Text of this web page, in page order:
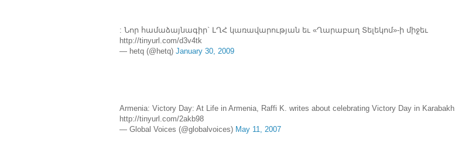
: Նոր համաձայնագիր` ԼՂՀ կառավարության եւ «Ղարաբաղ Տելեկոմ»-ի միջեւ
http://tinyurl.com/d3v4tk
— hetq (@hetq) January 30, 2009
Armenia: Victory Day: At Life in Armenia, Raffi K. writes about celebrating Victory Day in Karabakh.
http://tinyurl.com/2akb98
— Global Voices (@globalvoices) May 11, 2007